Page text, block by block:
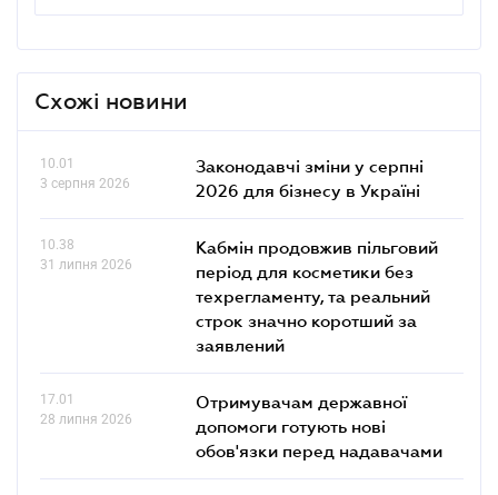
Схожі новини
10.01
3 серпня 2026
Законодавчі зміни у серпні
2026 для бізнесу в Україні
10.38
31 липня 2026
Кабмін продовжив пільговий
період для косметики без
техрегламенту, та реальний
строк значно коротший за
заявлений
17.01
28 липня 2026
Отримувачам державної
допомоги готують нові
обов'язки перед надавачами